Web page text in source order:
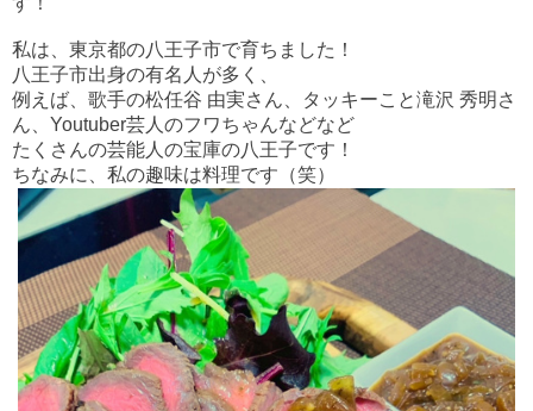
私は、東京都の八王子市で育ちました！
八王子市出身の有名人が多く、
例えば、歌手の松任谷 由実さん、タッキーこと滝沢 秀明さ
ん、Youtuber芸人のフワちゃんなどなど
たくさんの芸能人の宝庫の八王子です！
ちなみに、私の趣味は料理です（笑）